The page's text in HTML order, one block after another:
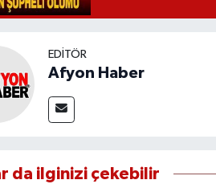
EDITÖR
Afyon Haber
da ilginizi çekebilir